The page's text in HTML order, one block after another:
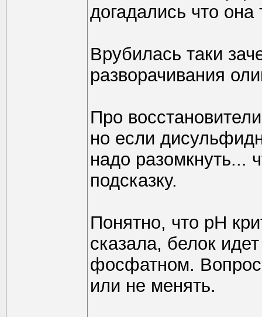
догадались что она
Врубилась таки
разворачивания
Про
но если
надо разомкнуть...
подсказку.
Понятно, что рН
сказала, белок
фосфатном.
или не менять.